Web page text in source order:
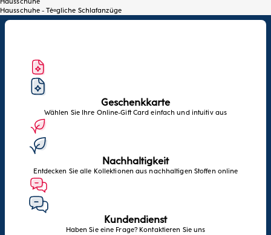
Hausschuhe
Hausschuhe - Tè¤gliche Schlafanzüge
Geschenkkarte
Wählen Sie Ihre Online-Gift Card einfach und intuitiv aus
Nachhaltigkeit
Entdecken Sie alle Kollektionen aus nachhaltigen Stoffen online
Kundendienst
Haben Sie eine Frage? Kontaktieren Sie uns